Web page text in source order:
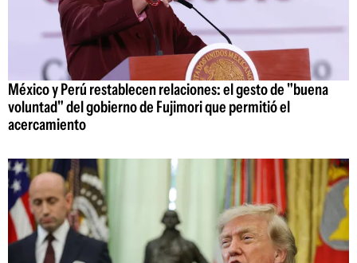
México y Perú restablecen relaciones: el gesto de "buena
voluntad" del gobierno de Fujimori que permitió el
acercamiento